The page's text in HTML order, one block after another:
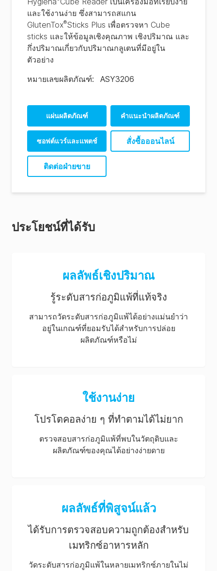
และใช้งานง่าย ซึ่งสามารถสแกน
GlutenTox®Sticks Plus เพื่อตรวจหา Cube
sticks และให้ข้อมูลเชิงคุณภาพ เชิงปริมาณ และ
กึ่งปริมาณเกี่ยวกับปริมาณกลูเตนที่มีอยู่ใน
ตัวอย่าง
หมายเลขผลิตภัณฑ์: ASY3206
แผ่นผลิตภัณฑ์ คําแนะนําผลิตภัณฑ์
ซอฟต์แวร์และแพตช์
Software
สั่งซื้อออนไลน์
ติดต่อฝ่ายขาย
ประโยชน์ที่ได้รับ
ผลลัพธ์เชิงปริมาณ
รู้ระดับสารก่อภูมิแพ้ที่แท้จริง
สามารถวัดระดับสารก่อภูมิแพ้ได้อย่างแม่นยำว่า
อยู่ในเกณฑ์ที่ยอมรับได้สำหรับการปล่อย
ผลิตภัณฑ์หรือไม่
ใช้งานง่าย
โปรโตคอลง่าย ๆ ที่ทำตามได้ไม่ยาก
ตรวจสอบสารก่อภูมิแพ้ที่พบในวัตถุดิบและ
ผลิตภัณฑ์ของคุณได้อย่างง่ายดาย
ผลลัพธ์ที่พิสูจน์แล้ว
ได้รับการตรวจสอบความถูกต้องสำหรับ
เมทริกซ์อาหารหลัก
วัดระดับสารก่อภูมิแพ้ในหลายเมทริกซ์ภายในไม่